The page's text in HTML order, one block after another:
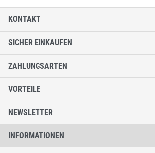
SICHER EINKAUFEN
ZAHLUNGSARTEN
VORTEILE
NEWSLETTER
INFORMATIONEN
KONTAKT